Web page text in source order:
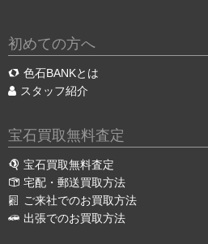
初めての方へ
色石BANKとは
スタッフ紹介
宝石買取無料査定
宝石買取無料査定
宅配・郵送買取方法
ご来社でのお買取方法
出張でのお買取方法